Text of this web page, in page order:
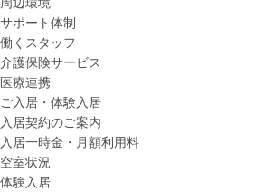
サポート体制
働くスタッフ
介護保険サービス
医療連携
ご入居・体験入居
入居契約のご案内
入居一時金・ 月額利用料
空室状況
体験入居